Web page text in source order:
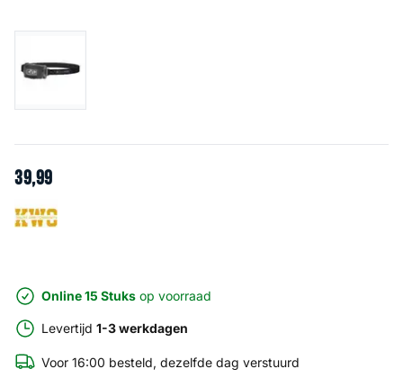
39,99
Online 15 Stuks op voorraad
Levertijd 1-3 werkdagen
Voor 16:00 besteld, dezelfde dag verstuurd